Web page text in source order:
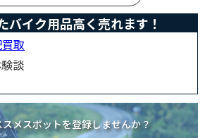
バイク用品高く売れます！
取
談
メスポットを登録しませんか？